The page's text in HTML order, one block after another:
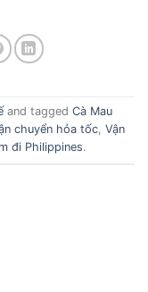
and tagged Cà Mau
chuyển hỏa tốc, Vận
đi Philippines.